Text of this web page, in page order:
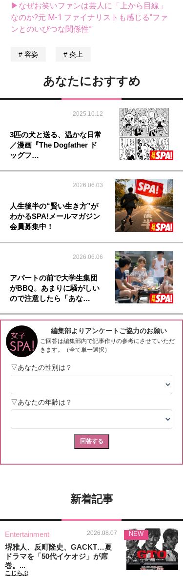
▶なぜお笑いファンは芸人に「上から目線」
なのか?元 M-1 ファイナリストも感じる“ファ
ンとのいびつな関係性”
容姿 炎上
あなたにおすすめ
2025.10.12
3匹の犬と送る、温かな日常
／漫画『The Dogfather ド
ッグフ…
2026.06.03
人生後半の“賢い生き方”が
わかるSPA!メールマガジン
会員募集中！
2026.06.06
アパートの前で大学生集団
がBBQ。あまりに騒がしい
ので注意したら「あな…
新着記事
Entertainment 2026.08.07
堺雅人、反町隆史、GACKT…夏
ドラマを「50代イケオジ」が席
巻。...
こじらぶ
NEW